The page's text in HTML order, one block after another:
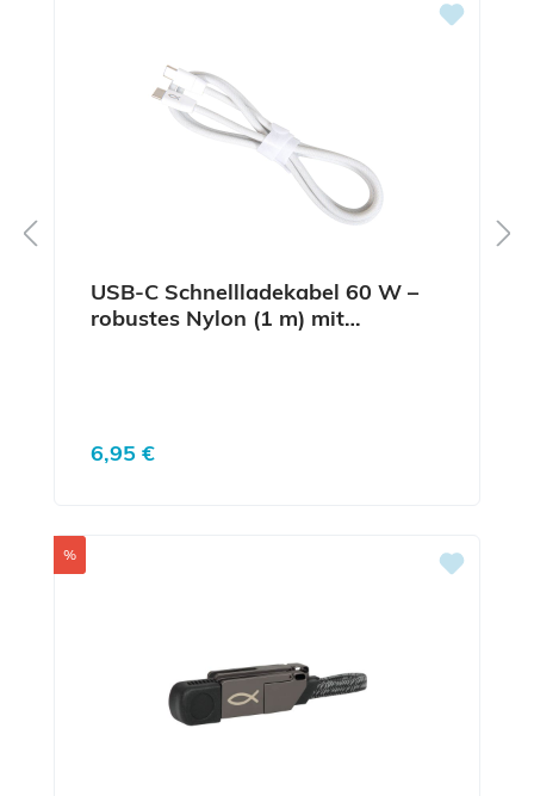
USB-C Schnellladekabel 60 W –
robustes Nylon (1 m) mit
Regulärer Preis:
6,95 €
Rabatt
%